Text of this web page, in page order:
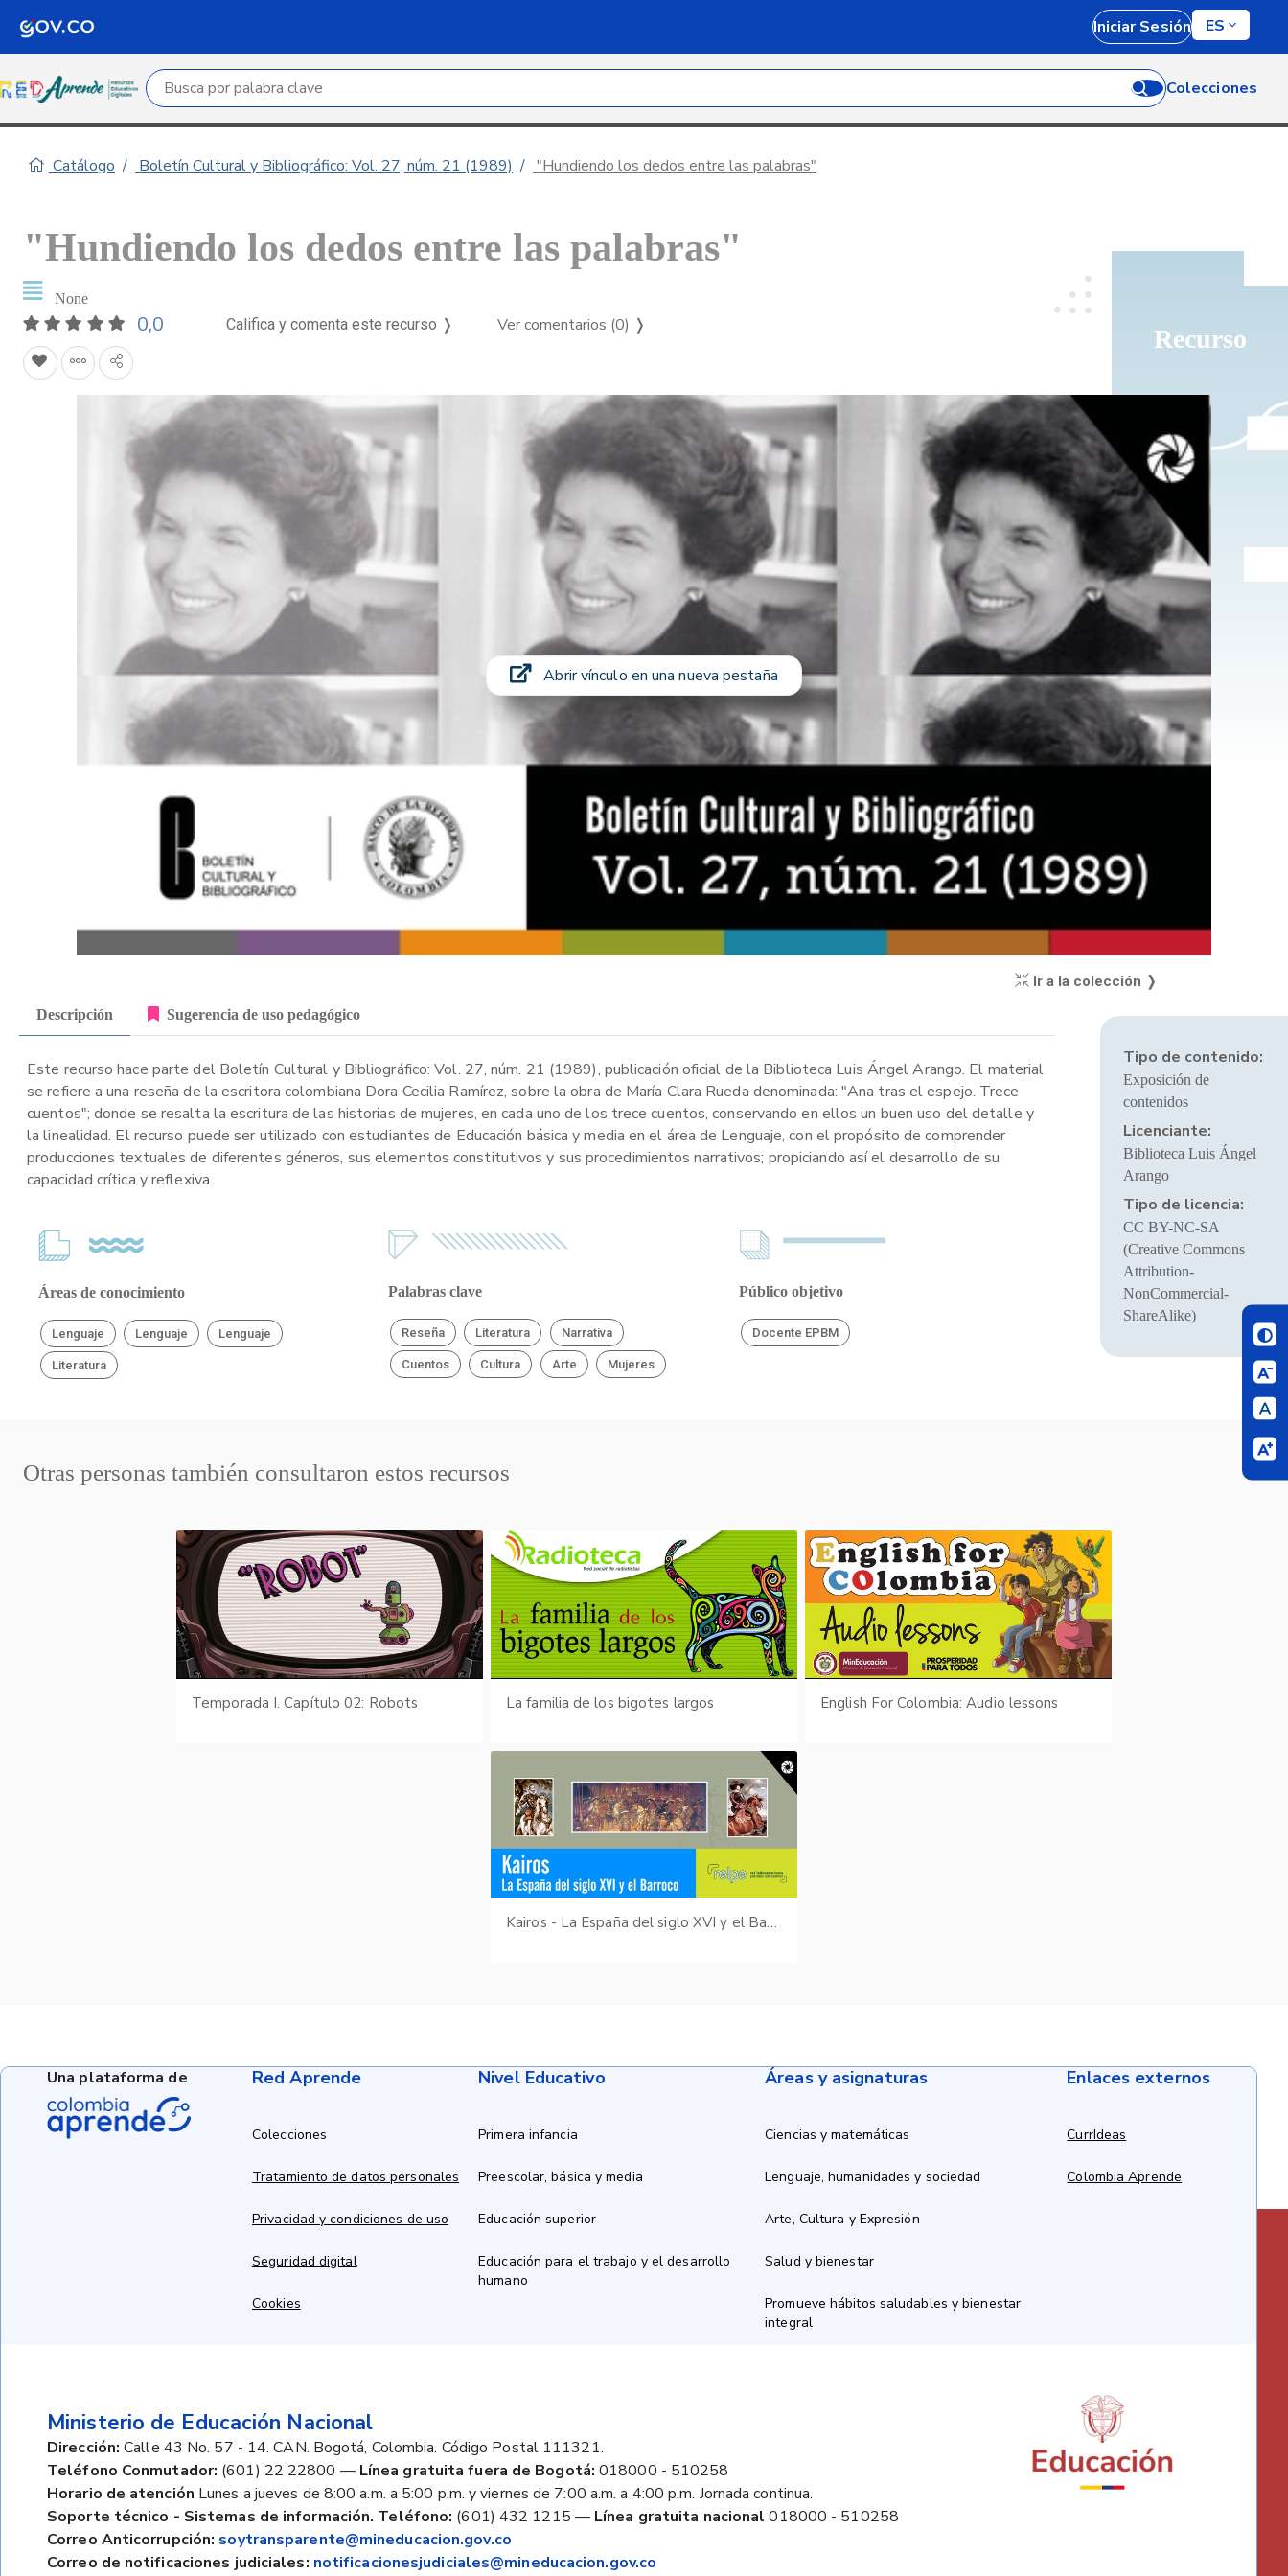
Iniciar Sesión ES
Campo de búsqueda por palabra clave Colecciones
Catálogo Boletín Cultural y Bibliográfico: Vol. 27, núm. 21 (1989) "Hundiendo los dedos entre las palabras"
Recurso
"Hundiendo los dedos entre las palabras"
None
0,0 Califica y comenta este recurso ❭ Ver comentarios (0) ❭
Abrir vínculo en una nueva pestaña
Ir a la colección ❭
Descripción Sugerencia de uso pedagógico
Este recurso hace parte del Boletín Cultural y Bibliográfico: Vol. 27, núm. 21 (1989), publicación oficial de la Biblioteca Luis Ángel Arango. El material
se refiere a una reseña de la escritora colombiana Dora Cecilia Ramírez, sobre la obra de María Clara Rueda denominada: "Ana tras el espejo. Trece
cuentos"; donde se resalta la escritura de las historias de mujeres, en cada uno de los trece cuentos, conservando en ellos un buen uso del detalle y
la linealidad. El recurso puede ser utilizado con estudiantes de Educación básica y media en el área de Lenguaje, con el propósito de comprender
producciones textuales de diferentes géneros, sus elementos constitutivos y sus procedimientos narrativos; propiciando así el desarrollo de su
capacidad crítica y reflexiva.
Áreas de conocimiento
Lenguaje Lenguaje Lenguaje
Literatura
Palabras clave
Reseña Literatura Narrativa
Cuentos Cultura Arte Mujeres
Público objetivo
Docente EPBM
Tipo de contenido:
Exposición de
contenidos
Licenciante:
Biblioteca Luis Ángel
Arango
Tipo de licencia:
CC BY-NC-SA
(Creative Commons
Attribution-
NonCommercial-
ShareAlike)
Otras personas también consultaron estos recursos
Temporada I. Capítulo 02: Robots La familia de los bigotes largos English For Colombia: Audio lessons
Kairos - La España del siglo XVI y el Barroco
Red Aprende
Colecciones
Tratamiento de datos personales
Privacidad y condiciones de uso
Seguridad digital
Cookies
Nivel Educativo
Primera infancia
Preescolar, básica y media
Educación superior
Educación para el trabajo y el desarrollo
humano
Áreas y asignaturas
Ciencias y matemáticas
Lenguaje, humanidades y sociedad
Arte, Cultura y Expresión
Salud y bienestar
Promueve hábitos saludables y bienestar
integral
Enlaces externos
CurrIdeas
Colombia Aprende
Ministerio de Educación Nacional
Dirección: Calle 43 No. 57 - 14. CAN. Bogotá, Colombia. Código Postal 111321.
Teléfono Conmutador: (601) 22 22800 — Línea gratuita fuera de Bogotá: 018000 - 510258
Horario de atención Lunes a jueves de 8:00 a.m. a 5:00 p.m. y viernes de 7:00 a.m. a 4:00 p.m. Jornada continua.
Soporte técnico - Sistemas de información. Teléfono: (601) 432 1215 — Línea gratuita nacional 018000 - 510258
Correo Anticorrupción: soytransparente@mineducacion.gov.co
Correo de notificaciones judiciales: notificacionesjudiciales@mineducacion.gov.co
Una plataforma de